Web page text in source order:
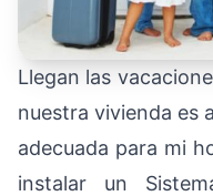
Llegan las
nuestra vivienda es
adecuada para mi
instalar un